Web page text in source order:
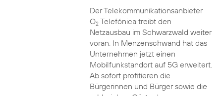
Der Telekommunikationsanbieter
O2Telefónica treibt den
Netzausbau im Schwarzwald weiter
voran. In Menzenschwand hat das
Unternehmen jetzt einen
Mobilfunkstandort auf 5G erweitert.
Ab sofort profitieren die
Bürgerinnen und Bürger sowie die